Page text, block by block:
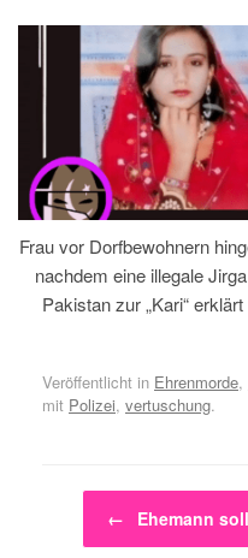
Frau vor Dorfbewohnern
nachdem eine illegale
Pakistan zur „Kari“
Veröffentlicht in Ehrenmorde,
mit Polizei, vertuschung.
Beitragsnavigation
← Ehemann